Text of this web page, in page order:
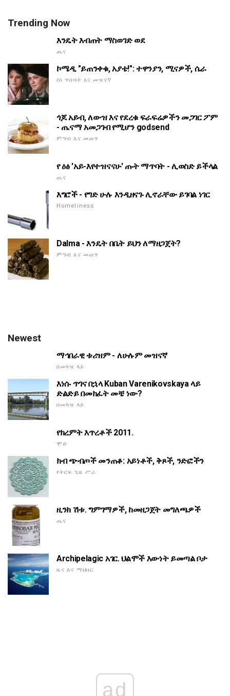
Trending Now
እንዴት እብጠት ማስወገድ ወደ
ጤና
ኮሜዲ "ይጠንቀቁ, አያቴ!": ተዋንያን, ሚናዎች, ሴራ
ስነ ጥበባት እና መዝናኛ
ጎጆ አይብ, ለውዝ እና የደረቁ ፍራፍሬዎችን መጋገር ፖም
- ጤናማ አመጋገብ የሚሆን godsend
ምግብ እና መጠጥ
የ ዕፅ 'አይ-እየተዝናናሁ' ጡት ማጥባት - ሊወስድ ይችላል
ጤና
እግሮች - የግድ ሁሉ እንዲዘናጉ ሊኖራቸው ይገባል ነገር
Homeliness
Dalma - እንዴት በቤት ይህን ለማዘጋጀት?
ምግብ እና መጠጥ
Newest
ማኅበራዊ ቱሪዝም - ለሁሉም መዝናኛ
በመጓዝ ላይ
እነሱ ጥገና በኋላ Kuban Varenikovskaya ላይ
ድልድይ በመክፈት መቼ ነው?
በመጓዝ ላይ
የክረምት እጥረቶች 2011.
ሞድ
ክብ ጭብጦች መንጠቆ: አይነቶች, ቅጾች, ንድፎችን
የትርፍ ጊዜ ሥራ
ዚንክ ሽቱ. ግምገማዎች, ከመዘጋጀት መግለጫዎች
ጤና
Archipelagic አገር. ህልሞች እውነት ይመጣል ቦታ
ዜና እና ማህበር
ad